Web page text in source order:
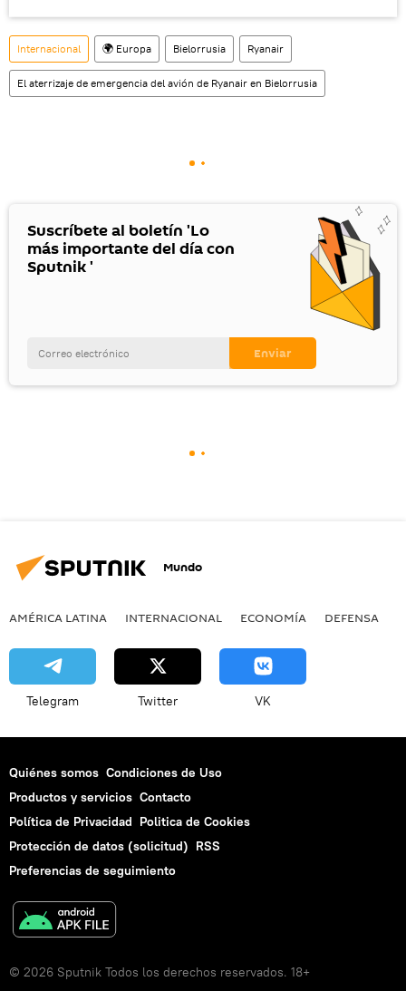
Internacional 🌍 Europa Bielorrusia Ryanair
El aterrizaje de emergencia del avión de Ryanair en Bielorrusia
Suscríbete al boletín 'Lo
más importante del día con
Sputnik '
Mundo
AMÉRICA LATINA INTERNACIONAL ECONOMÍA DEFENSA
Telegram Twitter VK
Quiénes somos Condiciones de Uso
Productos y servicios Contacto
Política de Privacidad Politica de Cookies
Protección de datos (solicitud) RSS
Preferencias de seguimiento
© 2026 Sputnik Todos los derechos reservados. 18+